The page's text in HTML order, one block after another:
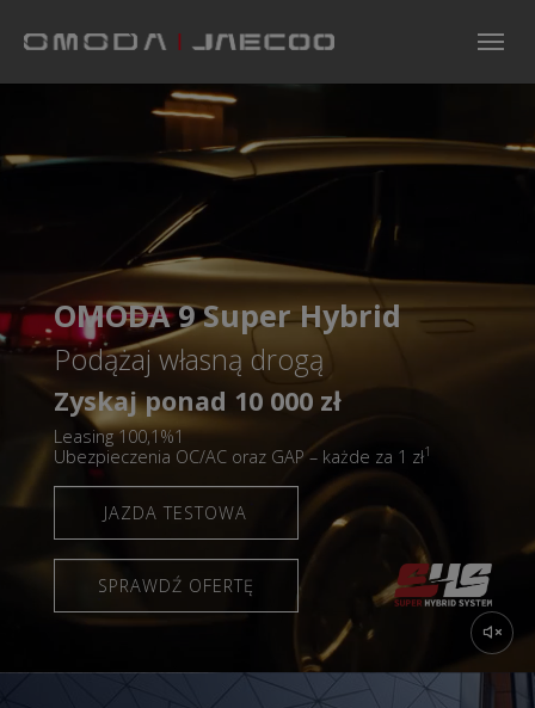
OMODA 9 Super Hybrid
Podążaj własną drogą
Zyskaj ponad 10 000 zł
Leasing 100,1%1
Ubezpieczenia OC/AC oraz GAP – każde za 1 zł1
JAZDA TESTOWA
SPRAWDŹ OFERTĘ